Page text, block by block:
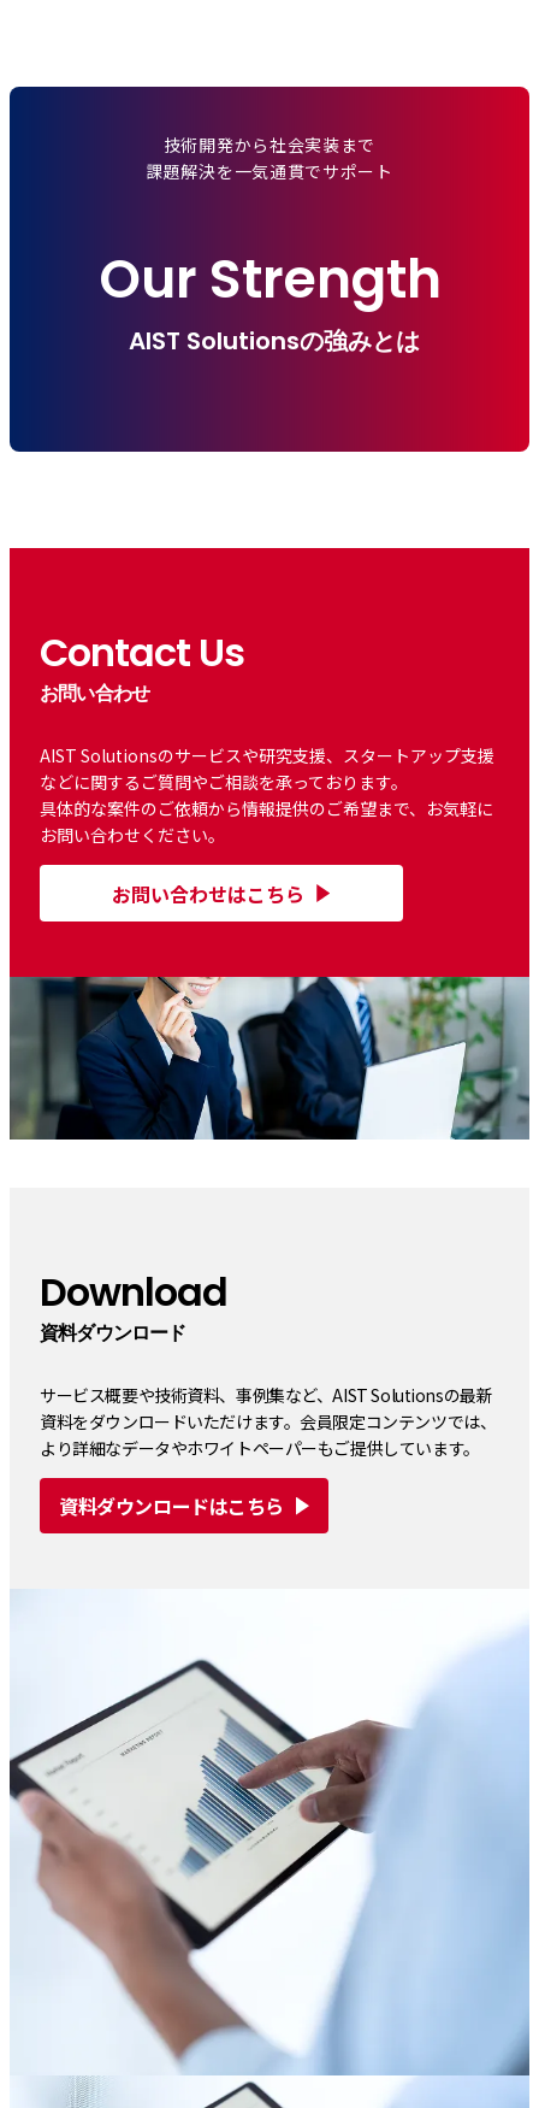
技術開発から社会実装まで
課題解決を一気通貫でサポート
Our Strength
AIST Solutionsの強みとは
Contact Us
お問い合わせ
AIST Solutionsのサービスや研究支援、スタートアップ支援
などに関するご質問やご相談を承っております。
具体的な案件のご依頼から情報提供のご希望まで、お気軽に
お問い合わせください。
お問い合わせはこちら
Download
資料ダウンロード
サービス概要や技術資料、事例集など、AIST Solutionsの最新
資料をダウンロードいただけます。会員限定コンテンツでは、
より詳細なデータやホワイトペーパーもご提供しています。
資料ダウンロードはこちら